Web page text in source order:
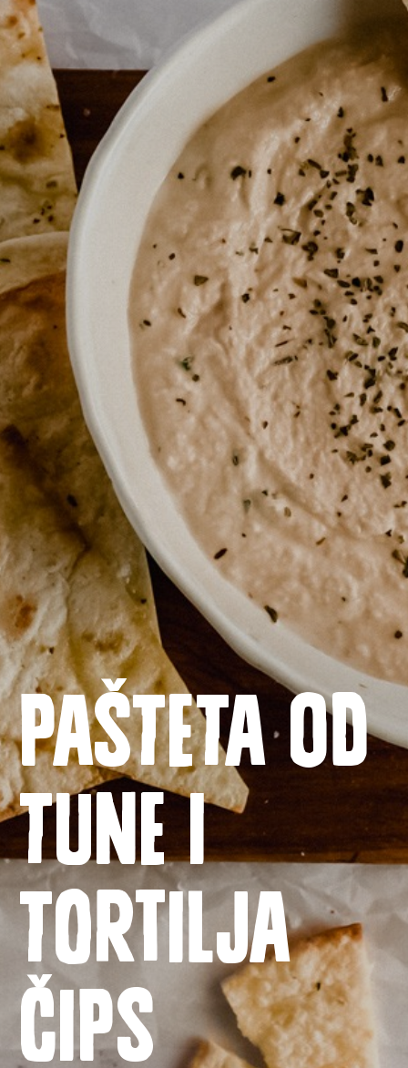
Naslovnica
Proizvodi
Recepti
Priča o ABC siru
Novosti
Pašteta od
tune i
tortilja
čips